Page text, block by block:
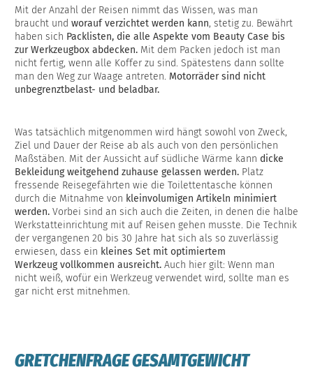
Mit der Anzahl der Reisen nimmt das Wissen, was man
braucht und worauf verzichtet werden kann, stetig zu. Bewährt
haben sich Packlisten, die alle Aspekte vom Beauty Case bis
zur Werkzeugbox abdecken. Mit dem Packen jedoch ist man
nicht fertig, wenn alle Koffer zu sind. Spätestens dann sollte
man den Weg zur Waage antreten. Motorräder sind nicht
unbegrenztbelast- und beladbar.
Was tatsächlich mitgenommen wird hängt sowohl von Zweck,
Ziel und Dauer der Reise ab als auch von den persönlichen
Maßstäben. Mit der Aussicht auf südliche Wärme kann dicke
Bekleidung weitgehend zuhause gelassen werden. Platz
fressende Reisegefährten wie die Toilettentasche können
durch die Mitnahme von kleinvolumigen Artikeln minimiert
werden. Vorbei sind an sich auch die Zeiten, in denen die halbe
Werkstatteinrichtung mit auf Reisen gehen musste. Die Technik
der vergangenen 20 bis 30 Jahre hat sich als so zuverlässig
erwiesen, dass ein kleines Set mit optimiertem
Werkzeug vollkommen ausreicht. Auch hier gilt: Wenn man
nicht weiß, wofür ein Werkzeug verwendet wird, sollte man es
gar nicht erst mitnehmen.
GRETCHENFRAGE GESAMTGEWICHT